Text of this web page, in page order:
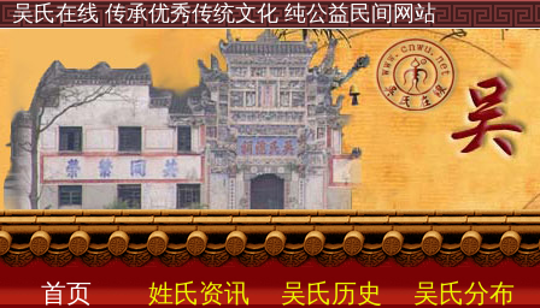
吴氏在线 传承优秀传统文化 纯公益民间网站
首页 姓氏资讯 吴氏历史 吴氏分布